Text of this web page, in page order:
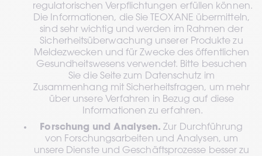
regulatorischen Verpflichtungen erfüllen können.
Die Informationen, die Sie TEOXANE übermitteln,
sind sehr wichtig und werden im Rahmen der
Sicherheitsüberwachung unserer Produkte zu
Meldezwecken und für Zwecke des öffentlichen
Gesundheitswesens verwendet. Bitte besuchen
Sie die Seite zum Datenschutz im
Zusammenhang mit Sicherheitsfragen, um mehr
über unsere Verfahren in Bezug auf diese
Informationen zu erfahren.
Forschung und Analysen. Zur Durchführung
von Forschungsarbeiten und Analysen, um
unsere Dienste und Geschäftsprozesse besser zu